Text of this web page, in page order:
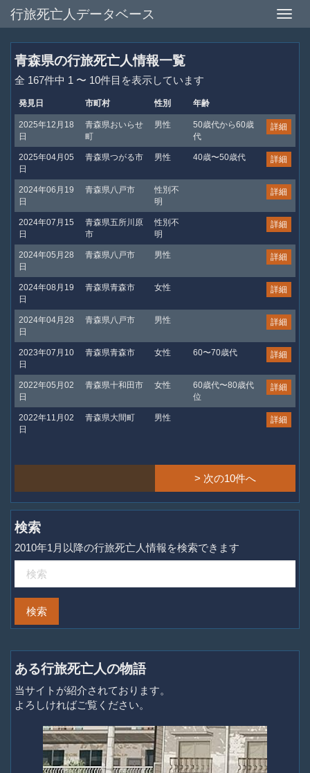
Toggle
行旅死亡人データベース
青森県の行旅死亡人情報一覧
全 167件中 1 〜 10件目を表示しています
発見日 市町村 性別 年齢
2025年12月18
日
青森県おいらせ
町
男性
50歳代から60歳
代
詳細
2025年04月05
日
青森県つがる市 男性 40歳〜50歳代 詳細
2024年06月19
日
青森県八戸市
性別不
明
詳細
2024年07月15
日
青森県五所川原
市
性別不
明
詳細
2024年05月28
日
青森県八戸市 男性 詳細
2024年08月19
日
青森県青森市 女性 詳細
2024年04月28
日
青森県八戸市 男性 詳細
2023年07月10
日
青森県青森市 女性 60〜70歳代 詳細
2022年05月02
日
青森県十和田市 女性
60歳代〜80歳代
位
詳細
2022年11月02
日
青森県大間町 男性 詳細
> 次の10件へ
検索
2010年1月以降の行旅死亡人情報を検索できます
ある行旅死亡人の物語
当サイトが紹介されております。
よろしければご覧ください。